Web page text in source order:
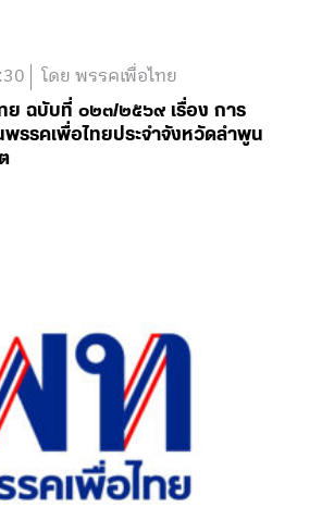
โดย พรรคเพื่อไทย
ย ฉบับที่ ๐๒๓/๒๕๖๙ เรื่อง การ
รรคเพื่อไทยประจำจังหวัดลำพูน